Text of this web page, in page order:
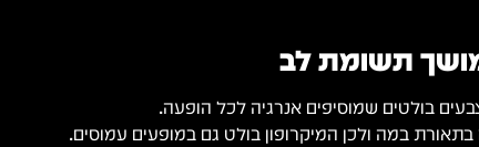
תשומת לב
במה ולכן המיקרופון בולט גם במופעים עמוסים.